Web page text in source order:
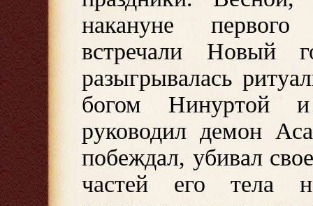
накануне
встречали Новый
разыгрывалась
богом Нинуртой
руководил демон
побеждал, убивал
частей его тела